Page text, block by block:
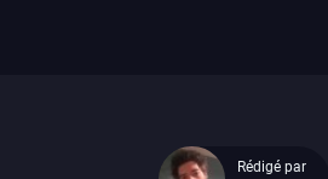
Rédigé par